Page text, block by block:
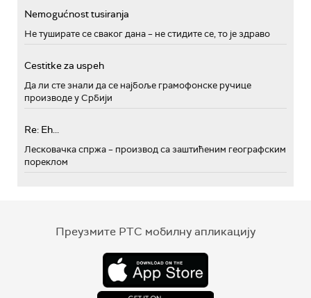
Nemogućnost tusiranja
Не туширате се сваког дана – не стидите се, то је здраво
Cestitke za uspeh
Да ли сте знали да се најбоље грамофонске ручице
производе у Србији
Re: Eh...
Лесковачка спржа – производ са заштићеним географским
пореклом
Преузмите РТС мобилну апликацију